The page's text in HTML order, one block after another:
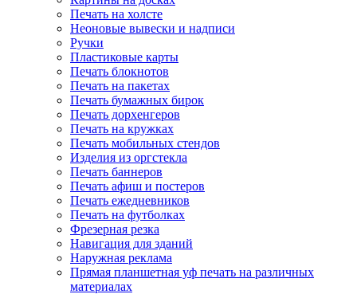
Печать на холсте
Неоновые вывески и надписи
Ручки
Пластиковые карты
Печать блокнотов
Печать на пакетах
Печать бумажных бирок
Печать дорхенгеров
Печать на кружках
Печать мобильных стендов
Изделия из оргстекла
Печать баннеров
Печать афиш и постеров
Печать ежедневников
Печать на футболках
Фрезерная резка
Навигация для зданий
Наружная реклама
Прямая планшетная уф печать на различных
материалах